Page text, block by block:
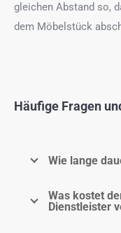
gleichen Abstand so,
dem Möbelstück
Häufige Fragen
Wie lange
Was kostet
Dienstleister